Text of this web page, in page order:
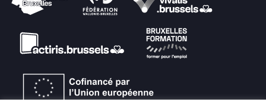
Code postal
Pays